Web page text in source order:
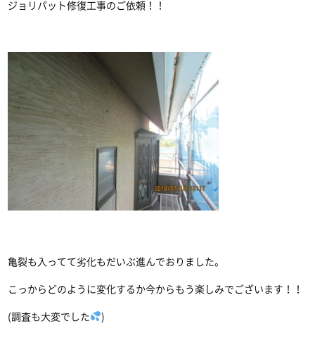
ジョリパット修復工事のご依頼！！
亀裂も入ってて劣化もだいぶ進んでおりました。
こっからどのように変化するか今からもう楽しみでございます！！
(調査も大変でした )